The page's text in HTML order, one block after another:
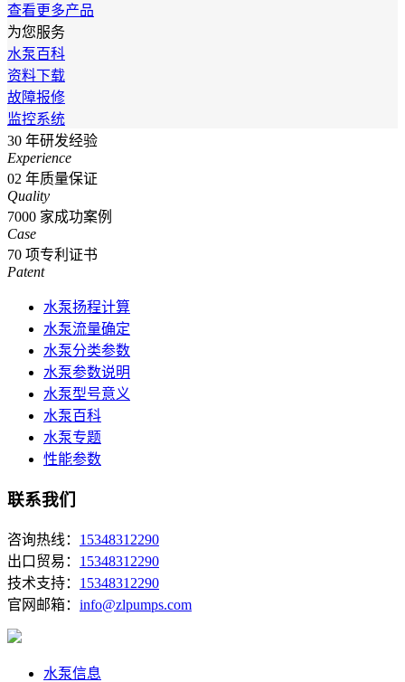
查看更多产品
为您服务
水泵百科
资料下载
故障报修
监控系统
30 年研发经验
Experience
02 年质量保证
Quality
7000 家成功案例
Case
70 项专利证书
Patent
水泵扬程计算
水泵流量确定
水泵分类参数
水泵参数说明
水泵型号意义
水泵百科
水泵专题
性能参数
联系我们
咨询热线： 15348312290
出口贸易： 15348312290
技术支持： 15348312290
官网邮箱： info@zlpumps.com
水泵信息